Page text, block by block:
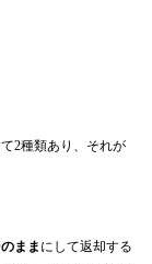
2種類あり、それが
まま にして返却する